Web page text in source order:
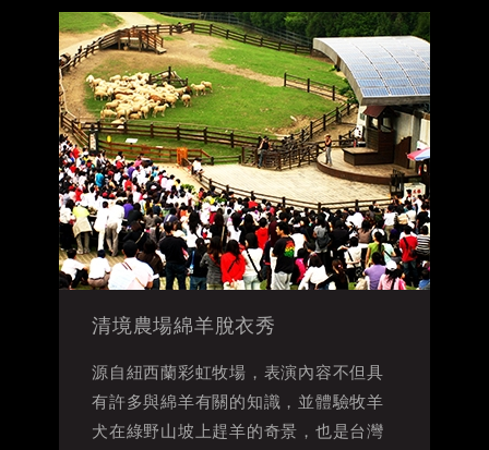
清境農場綿羊脫衣秀
源自紐西蘭彩虹牧場，表演內容不但具
有許多與綿羊有關的知識，並體驗牧羊
犬在綠野山坡上趕羊的奇景，也是台灣